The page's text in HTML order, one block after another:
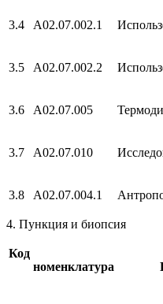
3.4 А02.07.002.1
3.5 А02.07.002.2
3.6 А02.07.005
3.7 А02.07.010
3.8 A02.07.004.1
4. Пункция и биопсия
Код
номенклатура